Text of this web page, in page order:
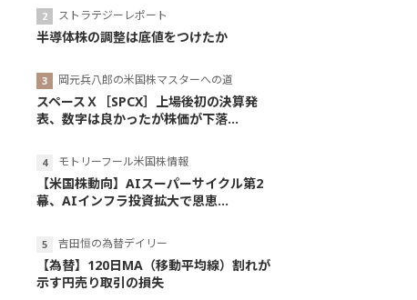
ストラテジーレポート
半導体株の調整は底値をつけたか
岡元兵八郎の米国株マスターへの道
スペースＸ［SPCX］上場後初の決算発
表、数字は良かったが株価が下落...
モトリーフール米国株情報
【米国株動向】AIスーパーサイクル第2
幕、AIインフラ投資拡大で恩恵...
吉田恒の為替デイリー
【為替】120日MA（移動平均線）割れが
示す円売り取引の損失